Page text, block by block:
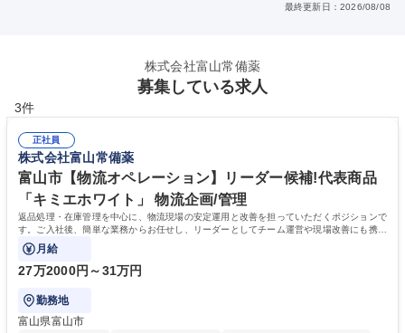
最終更新日：2026/08/08
株式会社富山常備薬
募集している求人
3件
正社員
株式会社富山常備薬
富山市【物流オペレーション】リーダー候補!代表商品
「キミエホワイト」 物流企画/管理
返品処理・在庫管理を中心に、物流現場の安定運用と改善を担っていただくポジションで
す。ご入社後、簡単な業務からお任せし、リーダーとしてチーム運営や現場改善にも携わ
れる環境です。
月給
27万2000円～31万円
勤務地
富山県富山市